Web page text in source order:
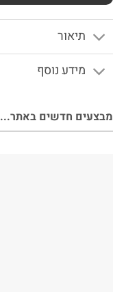
תיאור
מידע נוסף
מבצעים חדשים באתר...